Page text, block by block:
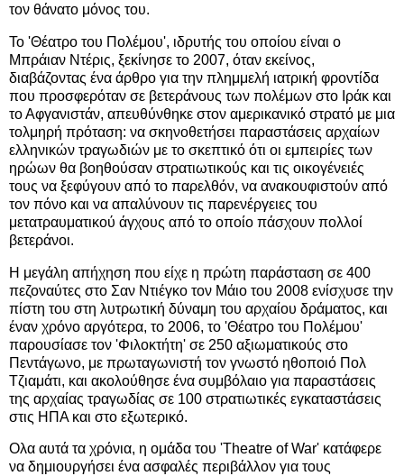
τον θάνατο μόνος του.
To 'Θέατρο του Πολέμου', ιδρυτής του οποίου είναι ο
Μπράιαν Ντέρις, ξεκίνησε το 2007, όταν εκείνος,
διαβάζοντας ένα άρθρο για την πλημμελή ιατρική φροντίδα
που προσφερόταν σε βετεράνους των πολέμων στο Ιράκ και
το Αφγανιστάν, απευθύνθηκε στον αμερικανικό στρατό με μια
τολμηρή πρόταση: να σκηνοθετήσει παραστάσεις αρχαίων
ελληνικών τραγωδιών με το σκεπτικό ότι οι εμπειρίες των
ηρώων θα βοηθούσαν στρατιωτικούς και τις οικογένειές
τους να ξεφύγουν από το παρελθόν, να ανακουφιστούν από
τον πόνο και να απαλύνουν τις παρενέργειες του
μετατραυματικού άγχους από το οποίο πάσχουν πολλοί
βετεράνοι.
Η μεγάλη απήχηση που είχε η πρώτη παράσταση σε 400
πεζοναύτες στο Σαν Ντιέγκο τον Μάιο του 2008 ενίσχυσε την
πίστη του στη λυτρωτική δύναμη του αρχαίου δράματος, και
έναν χρόνο αργότερα, το 2006, το 'Θέατρο του Πολέμου'
παρουσίασε τον 'Φιλοκτήτη' σε 250 αξιωματικούς στο
Πεντάγωνο, με πρωταγωνιστή τον γνωστό ηθοποιό Πολ
Τζιαμάτι, και ακολούθησε ένα συμβόλαιο για παραστάσεις
της αρχαίας τραγωδίας σε 100 στρατιωτικές εγκαταστάσεις
στις ΗΠΑ και στο εξωτερικό.
Ολα αυτά τα χρόνια, η ομάδα του 'Theatre of War' κατάφερε
να δημιουργήσει ένα ασφαλές περιβάλλον για τους